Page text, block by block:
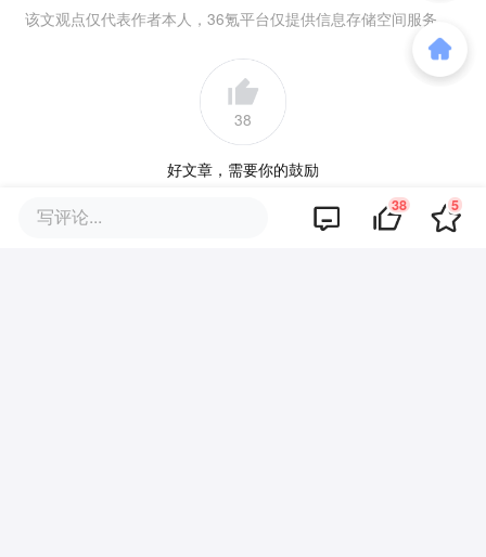
该文观点仅代表作者本人，36氪平台仅提供信息存储空间服务。
38
好文章，需要你的鼓励
写评论... 38 5